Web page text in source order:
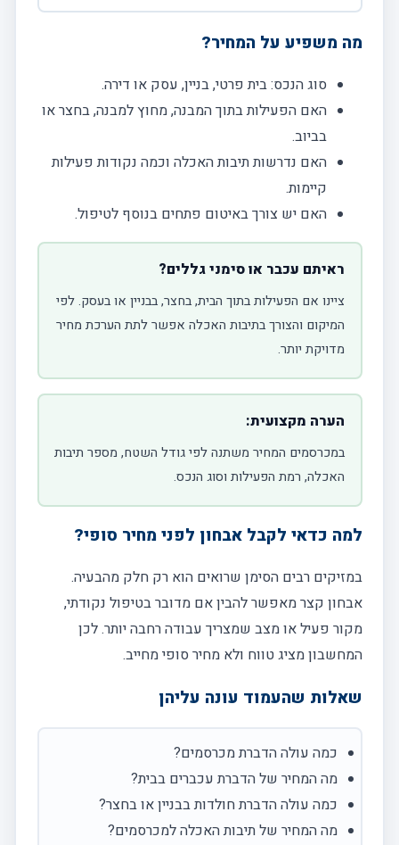
מה משפיע על המחיר?
סוג הנכס: בית פרטי, בניין, עסק או דירה.
האם הפעילות בתוך המבנה, מחוץ למבנה, בחצר או
בביוב.
האם נדרשות תיבות האכלה וכמה נקודות פעילות
קיימות.
האם יש צורך באיטום פתחים בנוסף לטיפול.
ראיתם עכבר או סימני גללים?
ציינו אם הפעילות בתוך הבית, בחצר, בבניין או בעסק. לפי
המיקום והצורך בתיבות האכלה אפשר לתת הערכת מחיר
מדויקת יותר.
הערה מקצועית:
במכרסמים המחיר משתנה לפי גודל השטח, מספר תיבות
האכלה, רמת הפעילות וסוג הנכס.
למה כדאי לקבל אבחון לפני מחיר סופי?
במזיקים רבים הסימן שרואים הוא רק חלק מהבעיה.
אבחון קצר מאפשר להבין אם מדובר בטיפול נקודתי,
מקור פעיל או מצב שמצריך עבודה רחבה יותר. לכן
המחשבון מציג טווח ולא מחיר סופי מחייב.
שאלות שהעמוד עונה עליהן
כמה עולה הדברת מכרסמים?
מה המחיר של הדברת עכברים בבית?
כמה עולה הדברת חולדות בבניין או בחצר?
מה המחיר של תיבות האכלה למכרסמים?